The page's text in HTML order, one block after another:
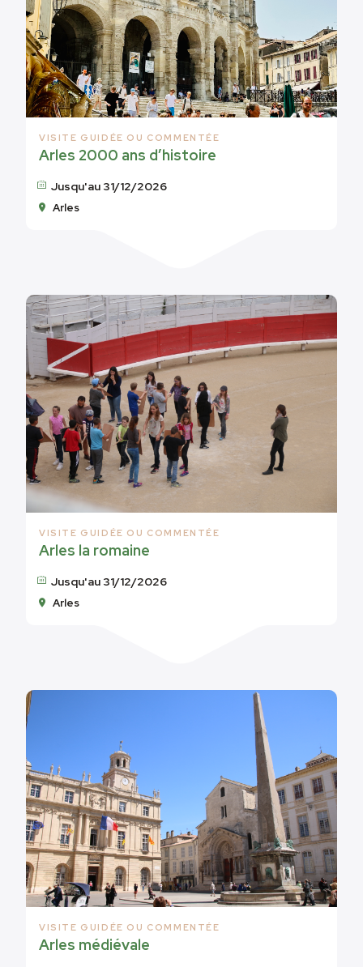
VISITE GUIDÉE OU COMMENTÉE
Arles 2000 ans d’histoire
Jusqu'au 31/12/2026
Arles
VISITE GUIDÉE OU COMMENTÉE
Arles la romaine
Jusqu'au 31/12/2026
Arles
VISITE GUIDÉE OU COMMENTÉE
Arles médiévale